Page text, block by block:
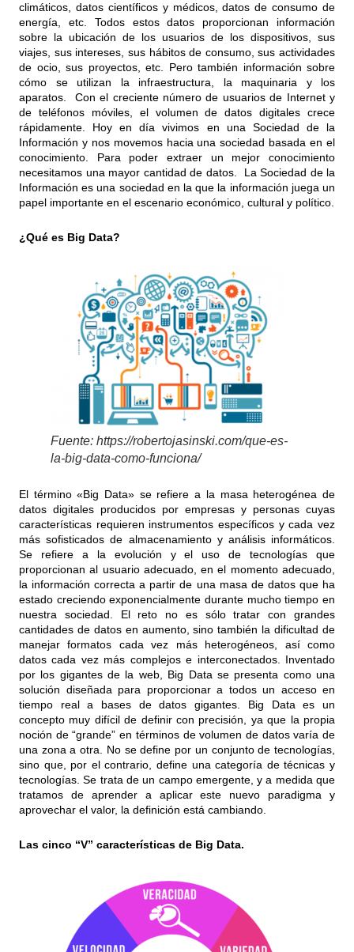
climáticos, datos científicos y médicos, datos de consumo de
energía, etc. Todos estos datos proporcionan información
sobre la ubicación de los usuarios de los dispositivos, sus
viajes, sus intereses, sus hábitos de consumo, sus actividades
de ocio, sus proyectos, etc. Pero también información sobre
cómo se utilizan la infraestructura, la maquinaria y los
aparatos. Con el creciente número de usuarios de Internet y
de teléfonos móviles, el volumen de datos digitales crece
rápidamente. Hoy en día vivimos en una Sociedad de la
Información y nos movemos hacia una sociedad basada en el
conocimiento. Para poder extraer un mejor conocimiento
necesitamos una mayor cantidad de datos. La Sociedad de la
Información es una sociedad en la que la información juega un
papel importante en el escenario económico, cultural y político.
¿Qué es Big Data?
Fuente: https://robertojasinski.com/que-es-
la-big-data-como-funciona/
El término «Big Data» se refiere a la masa heterogénea de
datos digitales producidos por empresas y personas cuyas
características requieren instrumentos específicos y cada vez
más sofisticados de almacenamiento y análisis informáticos.
Se refiere a la evolución y el uso de tecnologías que
proporcionan al usuario adecuado, en el momento adecuado,
la información correcta a partir de una masa de datos que ha
estado creciendo exponencialmente durante mucho tiempo en
nuestra sociedad. El reto no es sólo tratar con grandes
cantidades de datos en aumento, sino también la dificultad de
manejar formatos cada vez más heterogéneos, así como
datos cada vez más complejos e interconectados. Inventado
por los gigantes de la web, Big Data se presenta como una
solución diseñada para proporcionar a todos un acceso en
tiempo real a bases de datos gigantes. Big Data es un
concepto muy difícil de definir con precisión, ya que la propia
noción de “grande” en términos de volumen de datos varía de
una zona a otra. No se define por un conjunto de tecnologías,
sino que, por el contrario, define una categoría de técnicas y
tecnologías. Se trata de un campo emergente, y a medida que
tratamos de aprender a aplicar este nuevo paradigma y
aprovechar el valor, la definición está cambiando.
Las cinco “V” características de Big Data.